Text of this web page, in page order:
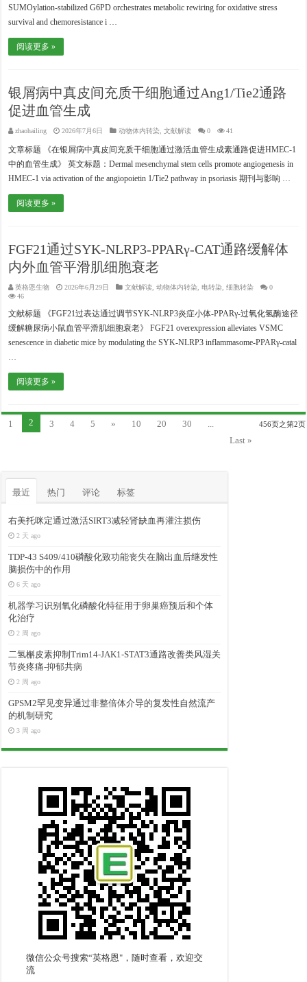
SUMOylation-stabilized G6PD orchestrates metabolic rewiring for oxidative stress
survival and chemoresistance i …
阅读更多 »
银屑病中真皮间充质干细胞通过Ang1/Tie2通路
促进血管生成
zhaohailing 2026年7月6日 动物体内转染 ,文献解读 0 41
文章标题 《在银屑病中真皮间充质干细胞通过激活血管生成素通路促进HMEC-1
中的血管生成》 英文标题：Dermal mesenchymal stem cells promote angiogenesis in
HMEC-1 via activation of the angiopoietin 1/Tie2 pathway in psoriasis 期刊与影响 …
阅读更多 »
FGF21通过SYK-NLRP3-PPARγ-CAT通路缓解体
内外血管平滑肌细胞衰老
英格恩生物 2026年6月29日 文献解读 ,动物体内转染 ,电转染 ,细胞转染
0
46
文献标题 《FGF21过表达通过调节SYK-NLRP3炎症小体-PPARγ-过氧化氢酶途径
缓解糖尿病小鼠血管平滑肌细胞衰老》 FGF21 overexpression alleviates VSMC
senescence in diabetic mice by modulating the SYK-NLRP3 inflammasome-PPARγ-catal
阅读更多 »
456页之第2页
1 2 3 4 5 » 10 20 30
Last »
最近 热门 评论 标签
右美托咪定通过激活SIRT3减轻肾缺血再灌注损伤
2 天 ago
TDP-43 S409/410磷酸化致功能丧失在脑出血后继发性
脑损伤中的作用
6 天 ago
机器学习识别氧化磷酸化特征用于卵巢癌预后和个体
化治疗
2 周 ago
二氢槲皮素抑制Trim14-JAK1-STAT3通路改善类风湿关
节炎疼痛-抑郁共病
2 周 ago
GPSM2罕见变异通过非整倍体介导的复发性自然流产
的机制研究
3 周 ago
微信公众号搜索“英格恩"，随时查看，欢迎交
流